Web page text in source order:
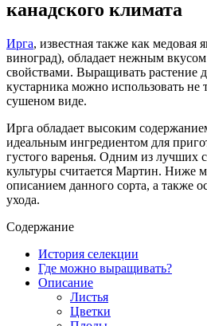
канадского климата
Ирга, известная также как медовая
виноград), обладает нежным
свойствами. Выращивать растение
кустарника можно использовать не
сушеном виде.
Ирга обладает высоким
идеальным ингредиентом для
густого варенья. Одним из лучших
культуры считается Мартин. Ниже
описанием данного сорта, а также
ухода.
Содержание
История селекции
Где можно выращивать?
Описание
Листья
Цветки